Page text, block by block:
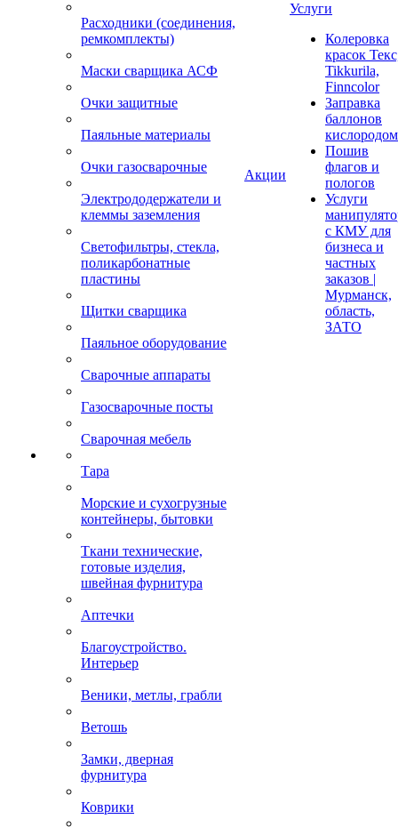
Расходники (соединения,
ремкомплекты)
Маски сварщика АСФ
Очки защитные
Паяльные материалы
Очки газосварочные
Электрододержатели и
клеммы заземления
Светофильтры, стекла,
поликарбонатные
пластины
Щитки сварщика
Паяльное оборудование
Сварочные аппараты
Газосварочные посты
Сварочная мебель
Тара
Морские и сухогрузные
контейнеры, бытовки
Ткани технические,
готовые изделия,
швейная фурнитура
Аптечки
Благоустройство.
Интерьер
Веники, метлы, грабли
Ветошь
Замки, дверная
фурнитура
Коврики
Акции
Услуги
Колеровка
красок
Tikkurila,
Finncolor
Заправка
баллонов
кислородом
Пошив
флагов и
пологов
Услуги
с КМУ для
бизнеса и
частных
заказов |
Мурманск,
область,
ЗАТО